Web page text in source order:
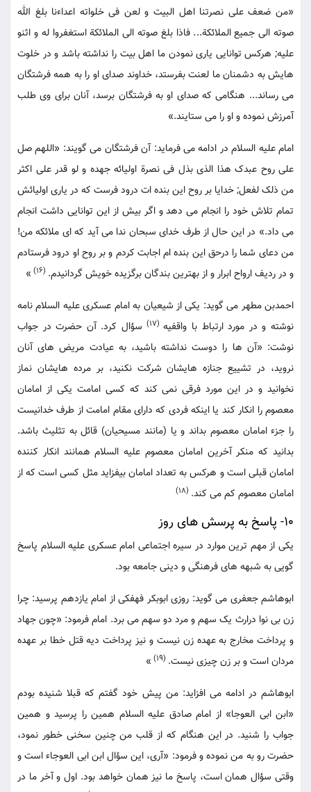
«من ضعف علی نصرتنا اهل البیت و لعن فی خلواته اعداءنا بلغ الله
صوته الی جمیع الملائکة... فاذا بلغ صوته الی الملائکة استغفروا له و اثنو
علیه; هرکس توانایی یاری نمودن ما اهل بیت را نداشته باشد و در خلوت
هایش به دشمنان ما لعنت بفرستد، خداوند صدای او را به همه فرشتگان
می رساند... هنگامی که صدای او به فرشتگان برسد، آنان برای وی طلب
آمرزش نموده و او را می ستایند.»
امام علیه السلام در ادامه می فرماید: آن فرشتگان می گویند: «اللهم صل
علی روح عبدک هذا الذی بذل فی نصرة اولیائه جهده و لو قدر علی اکثر
من ذلک لفعل; خدایا بر روح این بنده ات درود فرست که در یاری اولیائش
تمام تلاش خود را انجام می دهد و اگر بیش از این توانایی داشت انجام
می داد.» در این حال از طرف خدای سبحان ندا می آید که ای ملائکه من!
من دعای شما را درحق این بنده ام اجابت کردم و بر روح او درود فرستادم
و در ردیف ارواح ابرار و از بهترین بندگان برگزیده خویش گردانیدم. (16)
»
احمدبن مطهر می گوید: یکی از شیعیان به امام عسکری علیه السلام نامه
نوشته و در مورد ارتباط با واقفیه(17)
سؤال کرد. آن حضرت در جواب
نوشت: «آن ها را دوست نداشته باشید، به عیادت مریض های آنان
نروید، در تشییع جنازه هایشان شرکت نکنید، بر مرده هایشان نماز
نخوانید و در این مورد فرقی نمی کند که کسی امامت یکی از امامان
معصوم را انکار کند یا اینکه فردی که دارای مقام امامت از طرف خدانیست
را جزء امامان معصوم بداند و یا (مانند مسیحیان) قائل به تثلیث باشد.
بدانید که منکر آخرین امامان معصوم علیه السلام همانند انکار کننده
امامان قبلی است و هرکس به تعداد امامان بیفزاید مثل کسی است که از
امامان معصوم کم می کند. (18)
10- پاسخ به پرسش های روز
یکی از مهم ترین موارد در سیره اجتماعی امام عسکری علیه السلام پاسخ
گویی به شبهه های فرهنگی و دینی جامعه بود.
ابوهاشم جعفری می گوید: روزی ابوبکر فهفکی از امام یازدهم پرسید: چرا
زن بی نوا درارث یک سهم و مرد دو سهم می برد. امام فرمود: «چون جهاد
و پرداخت مخارج به عهده زن نیست و نیز پرداخت دیه قتل خطا بر عهده
مردان است و بر زن چیزی نیست. (19)
»
ابوهاشم در ادامه می افزاید: من پیش خود گفتم که قبلا شنیده بودم
«ابن ابی العوجا» از امام صادق علیه السلام همین را پرسید و همین
جواب را شنید. در این هنگام که از قلب من چنین سخنی خطور نمود،
حضرت رو به من نموده و فرمود: «آری، این سؤال ابن ابی العوجاء است و
وقتی سؤال همان است، پاسخ ما نیز همان خواهد بود. اول و آخر ما در